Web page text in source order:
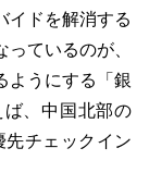
イドを解消する
ているのが、
ようにする「銀
、中国北部の
チェックイン